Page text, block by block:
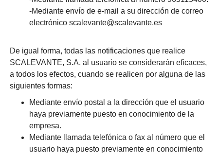
-Mediante envío de e-mail a su dirección de correo
electrónico scalevante@scalevante.es
De igual forma, todas las notificaciones que realice
SCALEVANTE, S.A. al usuario se considerarán eficaces,
a todos los efectos, cuando se realicen por alguna de las
siguientes formas:
Mediante envío postal a la dirección que el usuario
haya previamente puesto en conocimiento de la
empresa.
Mediante llamada telefónica o fax al número que el
usuario haya puesto previamente en conocimiento